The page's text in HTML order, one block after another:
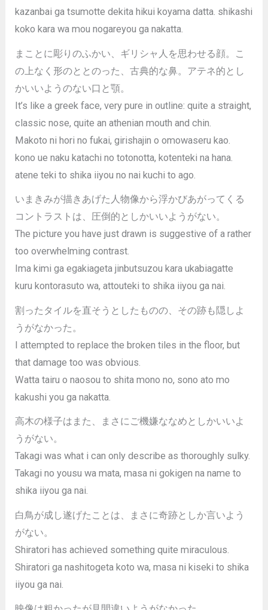
kazanbai ga tsumotte dekita hikui koyama datta. shikashi
koko kara wa mou nogareyou ga nakatta.
まことに彫りのふかい、ギリシャ人を思わせる顔。こ
の上なく形のととのった、古典的な鼻。アテネ的とし
かいいようのない口と顎。
It’s like a greek face, very pure in outline: quite a straight,
classic nose, quite an athenian mouth and chin.
Makoto ni hori no fukai, girishajin o omowaseru kao.
kono ue naku katachi no totonotta, kotenteki na hana.
atene teki to shika iiyou no nai kuchi to ago.
いまきみが描きあげた人物像から浮かびあがってくる
コントラストは、圧倒的としかいいようがない。
The picture you have just drawn is suggestive of a rather
too overwhelming contrast.
Ima kimi ga egakiageta jinbutsuzou kara ukabiagatte
kuru kontorasuto wa, attouteki to shika iiyou ga nai.
割ったタイルを直そうとしたものの、その跡も隠しよ
うがなかった。
I attempted to replace the broken tiles in the floor, but
that damage too was obvious.
Watta tairu o naosou to shita mono no, sono ato mo
kakushi you ga nakatta.
高木の様子はまた、まさにご機嫌ななめとしかいいよ
うがない。
Takagi was what i can only describe as thoroughly sulky.
Takagi no yousu wa mata, masa ni gokigen na name to
shika iiyou ga nai.
白鳥が成し遂げたことは、まさに奇跡としか言いよう
がない。
Shiratori has achieved something quite miraculous.
Shiratori ga nashitogeta koto wa, masa ni kiseki to shika
iiyou ga nai.